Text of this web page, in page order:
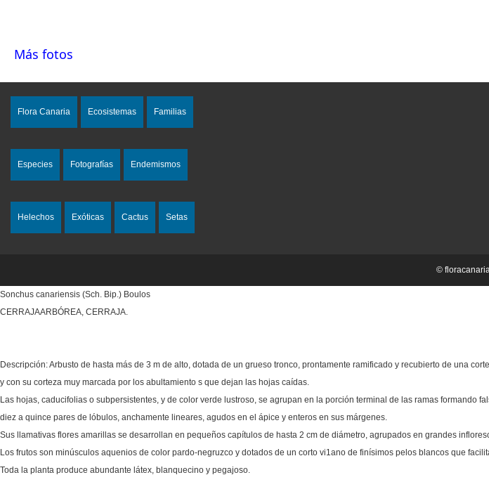
Más fotos
Flora Canaria Ecosistemas Familias
Especies Fotografías Endemismos
Helechos Exóticas Cactus Setas
©
Sonchus canariensis (Sch. Bip.) Boulos
CERRAJAARBÓREA, CERRAJA.
Descripción: Arbusto de hasta más de 3 m de alto, dotada de un grueso tronco, prontamente ramificado y recubierto de una
y con su corteza muy marcada por los abultamiento s que dejan las hojas caídas.
Las hojas, caducifolias o subpersistentes, y de color verde lustroso, se agrupan en la porción terminal de las ramas
diez a quince pares de lóbulos, anchamente lineares, agudos en el ápice y enteros en sus márgenes.
Sus llamativas flores amarillas se desarrollan en pequeños capítulos de hasta 2 cm de diámetro, agrupados en grandes
Los frutos son minúsculos aquenios de color pardo-negruzco y dotados de un corto vi1ano de finísimos pelos blancos que
Toda la planta produce abundante látex, blanquecino y pegajoso.